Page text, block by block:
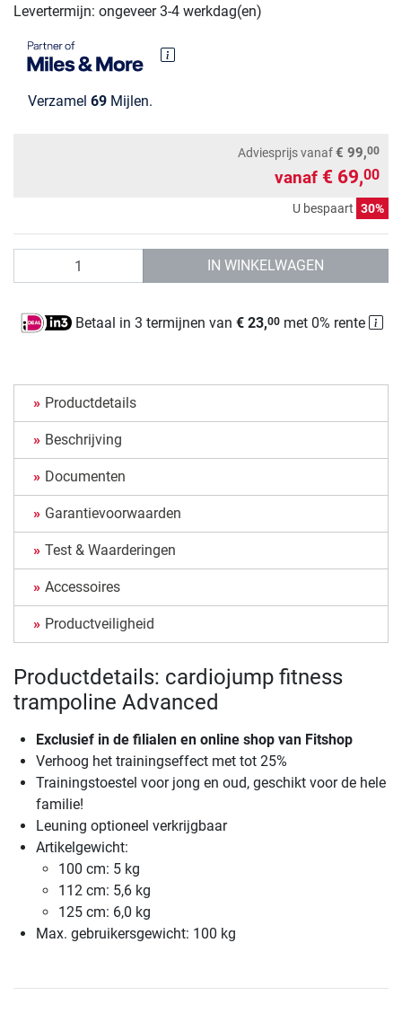
Levertermijn: ongeveer 3-4 werkdag(en)
Verzamel 69 Mijlen.
Adviesprijsvanaf€ 99,00
vanaf € 69,00
U bespaart 30%
IN WINKELWAGEN
Betaal in 3 termijnen van € 23,00met 0% rente
Productdetails
Beschrijving
Documenten
Garantievoorwaarden
Test & Waarderingen
Accessoires
Productveiligheid
Productdetails: cardiojump fitness
trampoline Advanced
Exclusief in de filialen en online shop van Fitshop
Verhoog het trainingseffect met tot 25%
Trainingstoestel voor jong en oud, geschikt voor de hele
familie!
Leuning optioneel verkrijgbaar
Artikelgewicht:
100 cm: 5 kg
112 cm: 5,6 kg
125 cm: 6,0 kg
Max. gebruikersgewicht: 100 kg